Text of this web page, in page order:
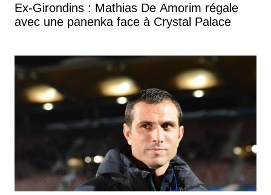
Ex-Girondins : Mathias De Amorim régale
avec une panenka face à Crystal Palace